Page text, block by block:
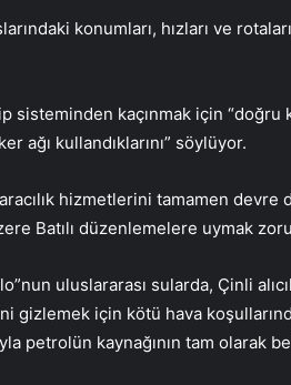
konumları, hızları ve rotaları
sisteminden kaçınmak için “doğru
ağı kullandıklarını” söylüyor.
hizmetlerini tamamen devre
Batılı düzenlemelere uymak
uluslararası sularda, Çinli
gizlemek için kötü hava
petrolün kaynağının tam olarak